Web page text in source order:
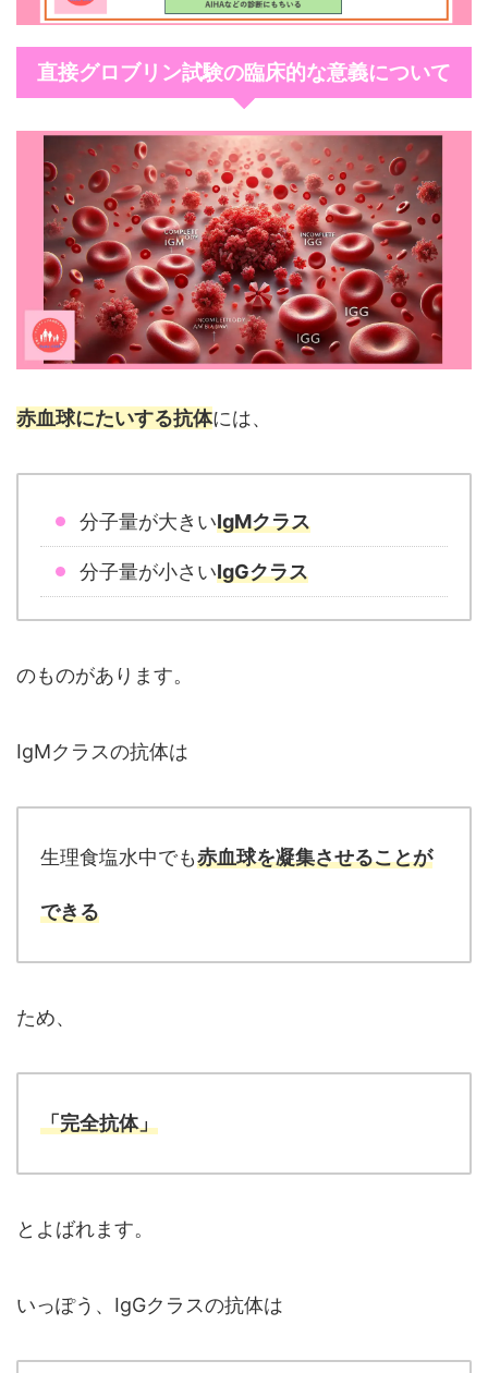
直接グロブリン試験の臨床的な意義について
赤血球にたいする抗体には、
分子量が大きいIgMクラス
分子量が小さいIgGクラス
のものがあります。
IgMクラスの抗体は
生理食塩水中でも赤血球を凝集させることが
できる
ため、
「完全抗体」
とよばれます。
いっぽう、IgGクラスの抗体は